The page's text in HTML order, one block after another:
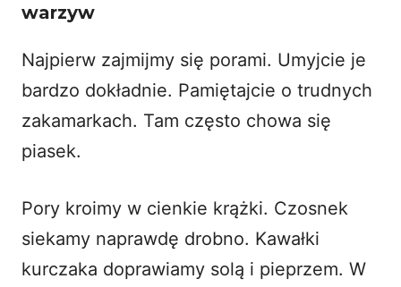
warzyw
Najpierw zajmijmy się porami. Umyjcie je
bardzo dokładnie. Pamiętajcie o trudnych
zakamarkach. Tam często chowa się
piasek.
Pory kroimy w cienkie krążki. Czosnek
siekamy naprawdę drobno. Kawałki
kurczaka doprawiamy solą i pieprzem. W